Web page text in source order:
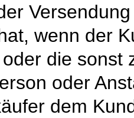
wenn der
die sonst
oder
dem